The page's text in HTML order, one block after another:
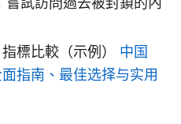
標比較（示例） 中国
指南、最佳选择与实用